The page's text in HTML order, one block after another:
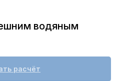
водяным
расчёт